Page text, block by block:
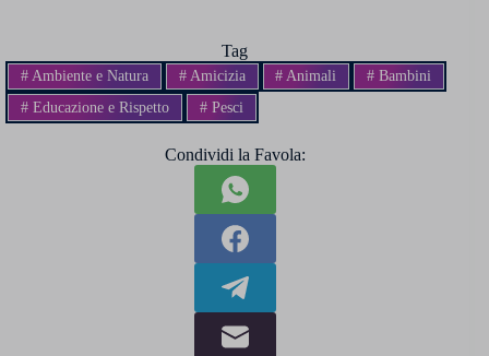
Tag
#Ambiente e Natura #Amicizia # Animali # Bambini
#Educazione e Rispetto #Pesci
Condividi la Favola: